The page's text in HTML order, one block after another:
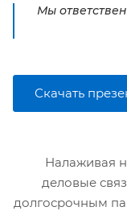
Мы
Скачать
Налаживая
деловые
долгосрочным